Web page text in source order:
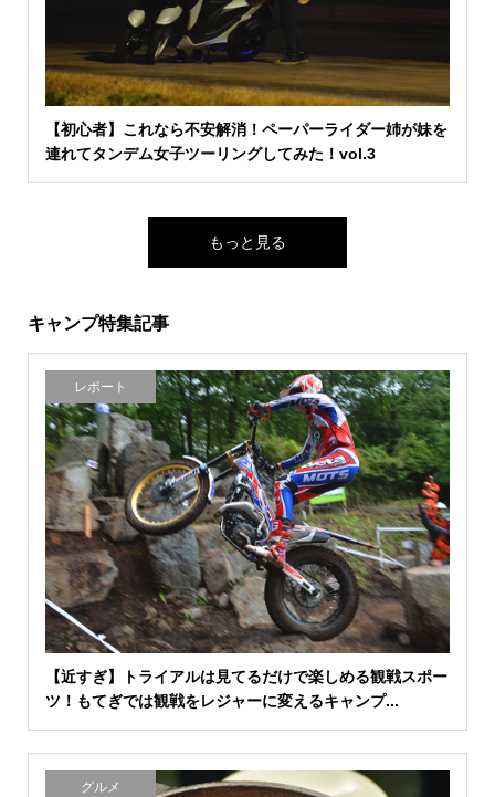
【初心者】これなら不安解消！ペーパーライダー姉が妹を
連れてタンデム女子ツーリングしてみた！vol.3
もっと見る
キャンプ特集記事
レポート
【近すぎ】トライアルは見てるだけで楽しめる観戦スポー
ツ！もてぎでは観戦をレジャーに変えるキャンプ...
グルメ